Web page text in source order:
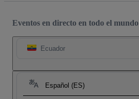
Eventos en directo en todo el mundo
Ecuador
Español (ES)